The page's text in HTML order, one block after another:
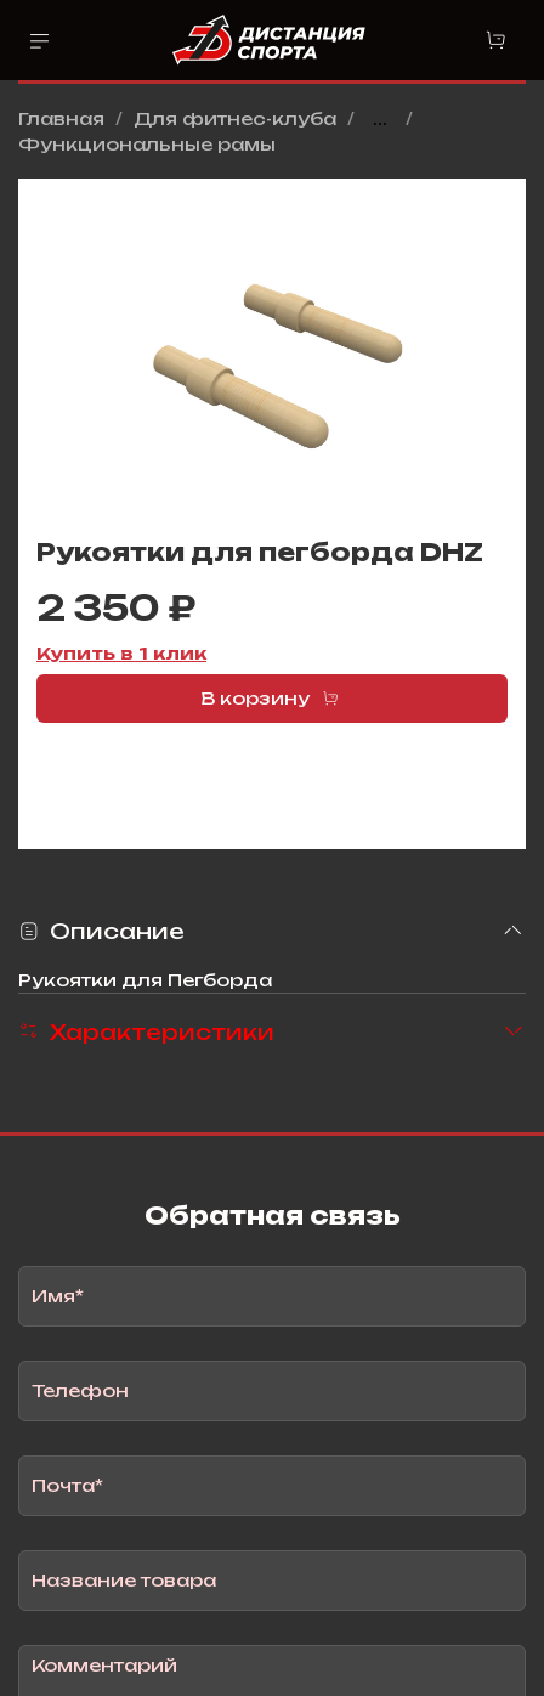
Главная Для фитнес-клуба
...
Функциональные рамы
Рукоятки для пегборда DHZ
2 350 ₽
Купить в 1 клик
В корзину
Описание
Рукоятки для Пегборда
Характеристики
Обратная связь